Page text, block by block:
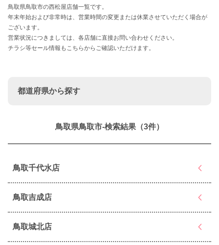
鳥取県鳥取市の西松屋店舗一覧です。
年末年始および非常時は、営業時間の変更または休業させていただく場合が
ございます。
営業状況につきましては、各店舗に直接お問い合わせください。
チラシ等セール情報もこちらからご確認いただけます。
都道府県から探す
鳥取県鳥取市-検索結果（3件）
鳥取千代水店
鳥取吉成店
鳥取城北店